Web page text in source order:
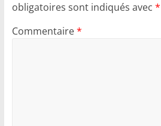
obligatoires sont indiqués avec *
Commentaire*